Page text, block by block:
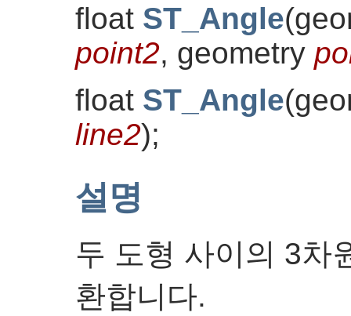
float ST_Angle(
point2, geometry
float ST_Angle(
line2);
설명
두 도형 사이의 3차
환합니다.